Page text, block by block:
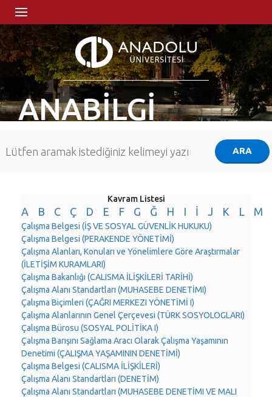
ANABİLGİ
Kavram Listesi
A B C Ç D E F G Ğ H I İ J K L M
Çalışma Belgesi (İŞ VE SOSYAL GÜVENLİK HUKUKU)
Çalışma Belgesi (PERAKENDE YÖNETİMİ)
Çalışma Alanları, Konuları ve Yönelimlere Göre Araştırmalar
(İLETİŞİM KURAMLARI)
Çalışma Bakanlığı (CALISMA İLİŞKİLERİ TARİHİ)
Çalışma Alanı Standartları (MUHASEBE DENETİMI)
Çalışma Biçimleri (ÇAĞRI MERKEZI YÖNETİMİ I)
Çalışma Alanlarının Genel Çerçevesi (TÜRK SOSYOLOGLARI)
Çalışma Bürosu (SOSYAL POLİTİKA I)
Çalışma Barışını Sağlama Aracı Olarak Çalışma Yaşamının
Denetimi (ÇALIŞMA YAŞAMININ DENETİMİ)
Çalışma Belgesi (CALISMA İLİŞKİLERİ)
Çalışma Alanı Standartları (DENETİM)
Çalışma Alanı Standartları (MUHASEBE DENETİMI VE MALI